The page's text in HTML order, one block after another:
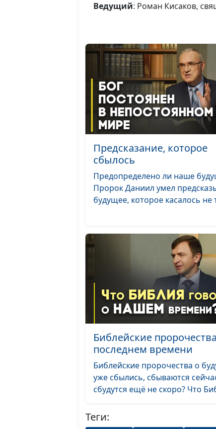
Ведущий: Роман Кисаков,
Предсказание, которое
сбылось
Предопределено ли наше
Пророк Даниил умел
будущее, которое касалось не
Библейские
последнем времени
Библейские пророчества о
уже сбылись, сбываются
сбудутся ещё не скоро? Что
Теги: